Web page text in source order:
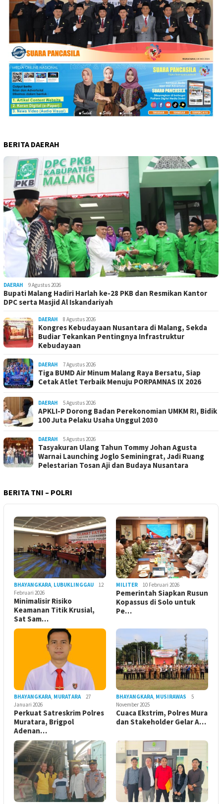
BERITA DAERAH
DAERAH 9 Agustus 2026
Bupati Malang Hadiri Harlah ke-28 PKB dan Resmikan Kantor
DPC serta Masjid Al Iskandariyah
DAERAH 8 Agustus 2026
Kongres Kebudayaan Nusantara di Malang, Sekda
Budiar Tekankan Pentingnya Infrastruktur
Kebudayaan
DAERAH 7 Agustus 2026
Tiga BUMD Air Minum Malang Raya Bersatu, Siap
Cetak Atlet Terbaik Menuju PORPAMNAS IX 2026
DAERAH 5 Agustus 2026
APKLI-P Dorong Badan Perekonomian UMKM RI, Bidik
100 Juta Pelaku Usaha Unggul 2030
DAERAH 5 Agustus 2026
Tasyakuran Ulang Tahun Tommy Johan Agusta
Warnai Launching Joglo Seminingrat, Jadi Ruang
Pelestarian Tosan Aji dan Budaya Nusantara
BERITA TNI – POLRI
BHAYANGKARA LUBUKLINGGAU
12
Februari 2026
Minimalisir Risiko
Keamanan Titik Krusial,
Sat Sam…
MILITER 10 Februari 2026
Pemerintah Siapkan Rusun
Kopassus di Solo untuk
Pe…
BHAYANGKARA MURATARA
27
Januari 2026
Perkuat Satreskrim Polres
Muratara, Brigpol
Adenan…
BHAYANGKARA MUSIRAWAS
5
November 2025
Cuaca Ekstrim, Polres Mura
dan Stakeholder Gelar A…